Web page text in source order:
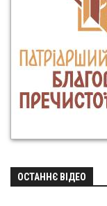
ОСТАННЄ ВІДЕО